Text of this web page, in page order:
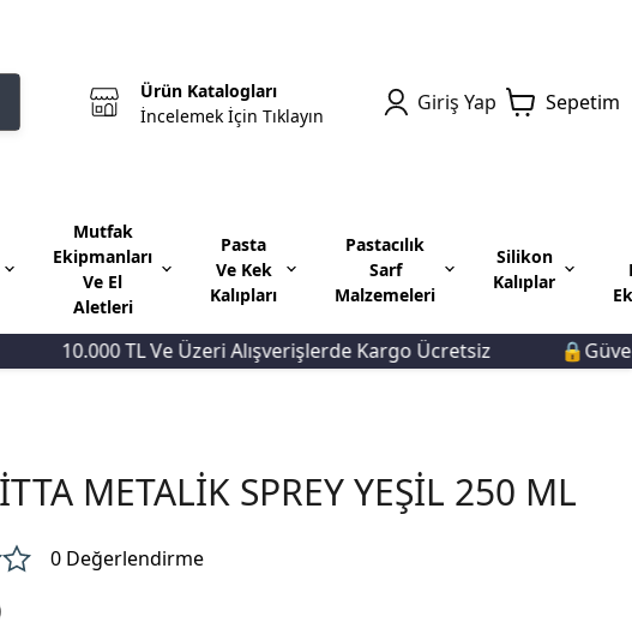
Ürün Katalogları
İncelemek İçin Tıklayın
Giriş Yap Sepetim
Mutfak
Ekipmanları
Ve El
Aletleri
Pasta
Ve Kek
Kalıpları
Pastacılık
Sarf
Malzemeleri
Silikon
Kalıplar
10.000 TL Ve Üzeri Alışverişlerde Kargo Ücretsiz 🔒Güvenli
METALİK SPREY YEŞİL 250 ML
0 Değerlendirme